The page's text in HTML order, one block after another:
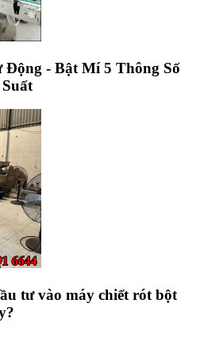
Động - Bật Mí 5 Thông Số
tư vào máy chiết rót bột